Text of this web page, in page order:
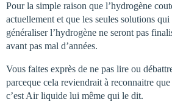
Pour la simple raison que l’hydrogène
actuellement et que les seules solutions
généraliser l’hydrogène ne seront pas
avant pas mal d’années.
Vous faites exprès de ne pas lire ou
parceque cela reviendrait à reconnaitre
c’est Air liquide lui même qui le dit.